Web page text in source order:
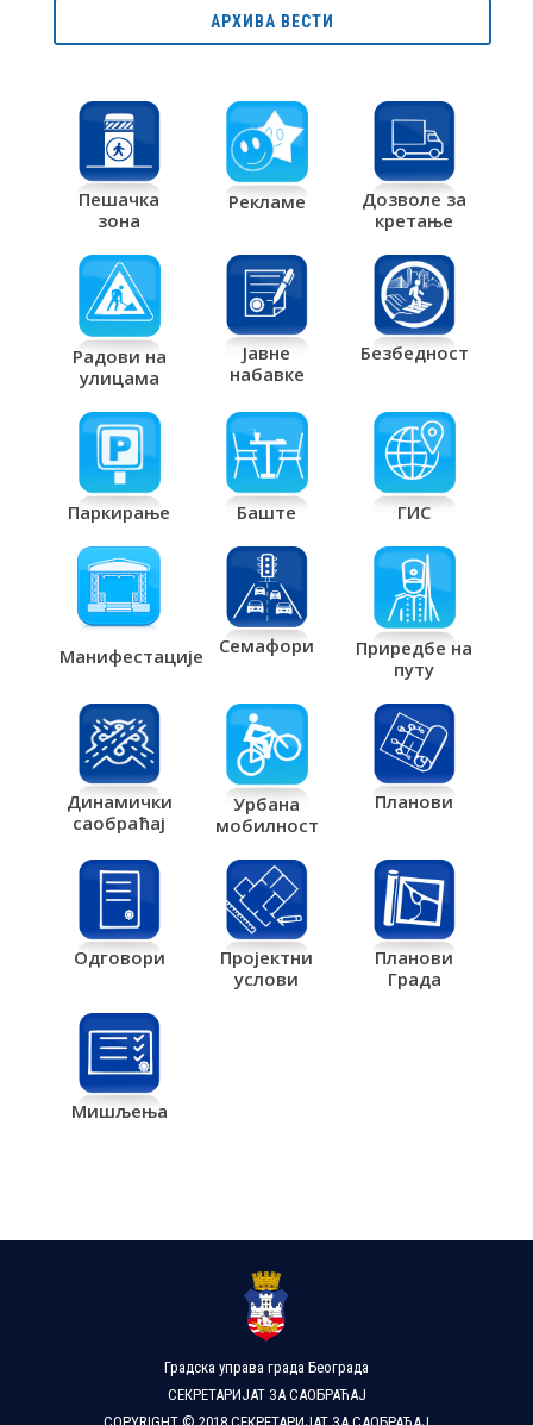
АРХИВА ВЕСТИ
Пешачка
зона
Рекламе
Дозволе за
кретање
Радови на
улицама
Јавне
набавке
Безбедност
Паркирање Баште ГИС
Манифестације Семафори
Приредбе на
путу
Динамички
саобраћај
Урбана
мобилност
Планови
Одговори
Пројектни
услови
Планови
Града
Мишљења
Градска управа града Београда
СЕКРЕТАРИЈАТ ЗА САОБРАЋАЈ